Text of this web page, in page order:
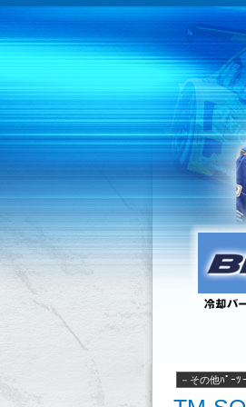
－その他ﾊﾟｰﾂ